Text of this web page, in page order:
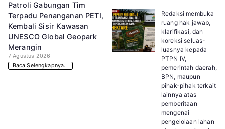
Patroli Gabungan Tim
Terpadu Penanganan PETI,
Kembali Sisir Kawasan
UNESCO Global Geopark
Merangin
7 Agustus 2026
Baca Selengkapnya...
Redaksi membuka
ruang hak jawab,
klarifikasi, dan
koreksi seluas-
luasnya kepada
PTPN IV,
pemerintah daerah,
BPN, maupun
pihak-pihak terkait
lainnya atas
pemberitaan
mengenai
pengelolaan lahan